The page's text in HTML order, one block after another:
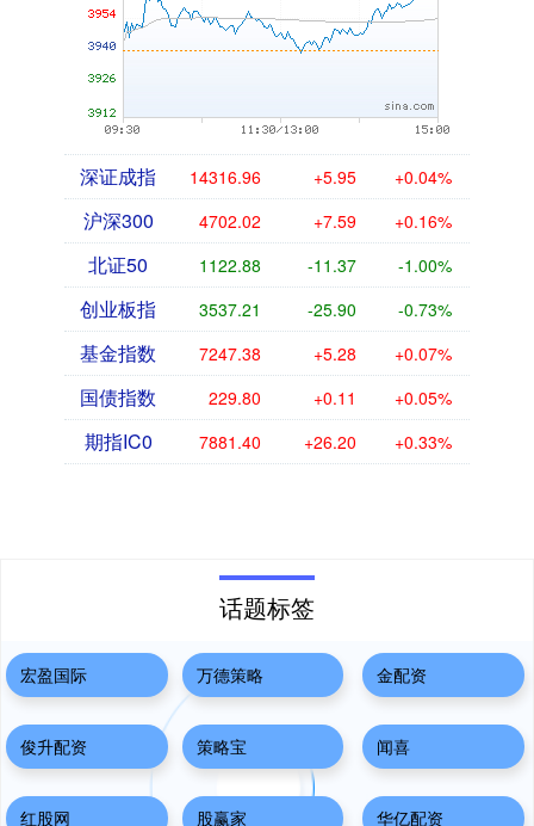
深证成指 14316.96 +5.95 +0.04%
沪深300 4702.02 +7.59 +0.16%
北证50 1122.88 -11.37 -1.00%
创业板指 3537.21 -25.90 -0.73%
基金指数 7247.38 +5.28 +0.07%
国债指数 229.80 +0.11 +0.05%
期指IC0 7881.40 +26.20 +0.33%
话题标签
宏盈国际 万德策略 金配资
俊升配资 策略宝 闻喜
红股网 股赢家 华亿配资